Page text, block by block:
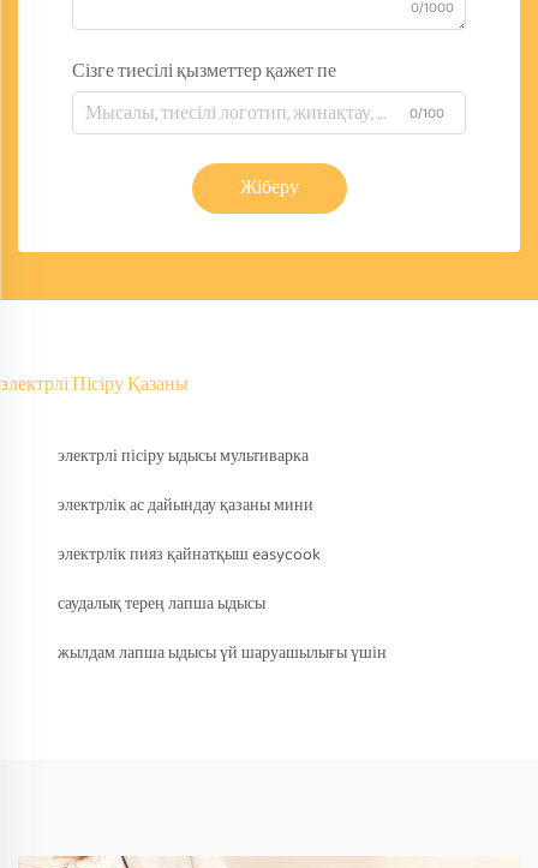
0/1000
Сізге тиесілі қызметтер қажет пе
0/100
Жіберу
электрлі Пісіру Қазаны
электрлі пісіру ыдысы мультиварка
электрлік ас дайындау қазаны мини
электрлік пияз қайнатқыш easycook
саудалық терең лапша ыдысы
жылдам лапша ыдысы үй шаруашылығы үшін